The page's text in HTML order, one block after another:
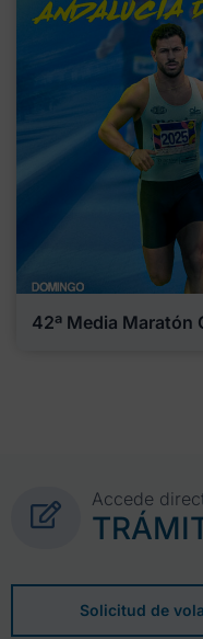
42ª Media Maratón
Accede
Solicitud de